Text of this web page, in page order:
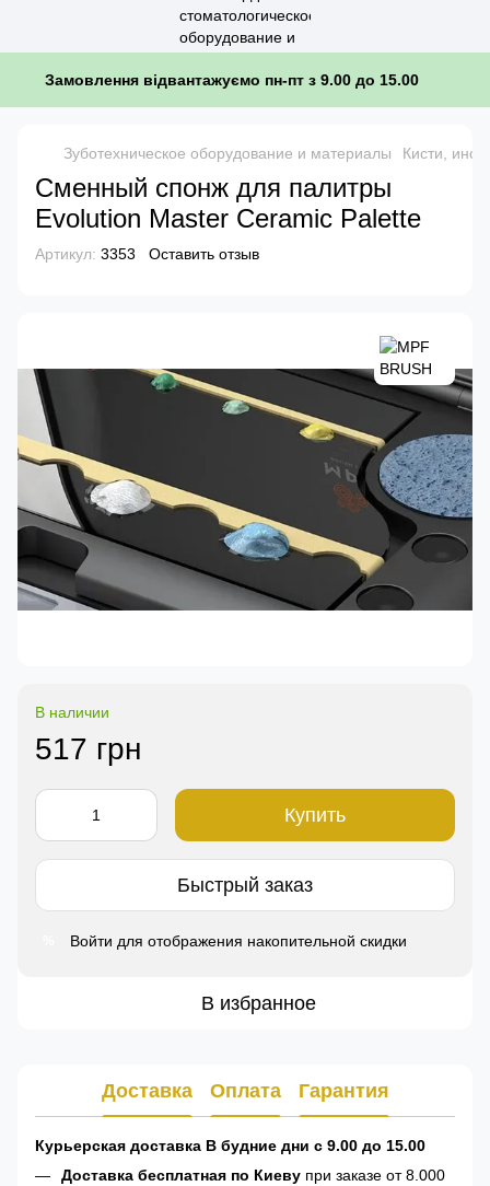
Замовлення відвантажуємо пн-пт з 9.00 до 15.00
Зуботехническое оборудование и материалы Кисти,
Сменный спонж для палитры
Evolution Master Ceramic Palette
Артикул: 3353 Оставить отзыв
В наличии
517 грн
Купить
Быстрый заказ
Войти для отображения накопительной скидки
В избранное
Доставка Оплата Гарантия
Курьерская доставка В будние дни с 9.00 до 15.00
Доставка бесплатная по Киеву при заказе от 8.000